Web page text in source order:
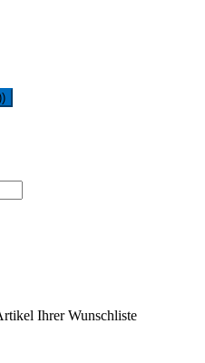
Ihrer Wunschliste